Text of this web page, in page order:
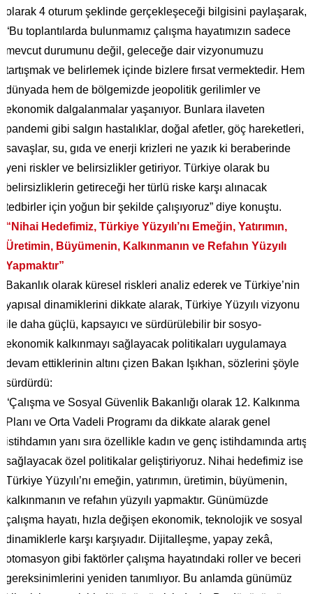
olarak 4 oturum şeklinde gerçekleşeceği bilgisini paylaşarak,
“Bu toplantılarda bulunmamız çalışma hayatımızın sadece
mevcut durumunu değil, geleceğe dair vizyonumuzu
tartışmak ve belirlemek içinde bizlere fırsat vermektedir. Hem
dünyada hem de bölgemizde jeopolitik gerilimler ve
ekonomik dalgalanmalar yaşanıyor. Bunlara ilaveten
pandemi gibi salgın hastalıklar, doğal afetler, göç hareketleri,
savaşlar, su, gıda ve enerji krizleri ne yazık ki beraberinde
yeni riskler ve belirsizlikler getiriyor. Türkiye olarak bu
belirsizliklerin getireceği her türlü riske karşı alınacak
tedbirler için yoğun bir şekilde çalışıyoruz” diye konuştu.
“Nihai Hedefimiz, Türkiye Yüzyılı’nı Emeğin, Yatırımın,
Üretimin, Büyümenin, Kalkınmanın ve Refahın Yüzyılı
Yapmaktır”
Bakanlık olarak küresel riskleri analiz ederek ve Türkiye’nin
yapısal dinamiklerini dikkate alarak, Türkiye Yüzyılı vizyonu
ile daha güçlü, kapsayıcı ve sürdürülebilir bir sosyo-
ekonomik kalkınmayı sağlayacak politikaları uygulamaya
devam ettiklerinin altını çizen Bakan Işıkhan, sözlerini şöyle
sürdürdü:
“Çalışma ve Sosyal Güvenlik Bakanlığı olarak 12. Kalkınma
Planı ve Orta Vadeli Programı da dikkate alarak genel
istihdamın yanı sıra özellikle kadın ve genç istihdamında artış
sağlayacak özel politikalar geliştiriyoruz. Nihai hedefimiz ise
Türkiye Yüzyılı’nı emeğin, yatırımın, üretimin, büyümenin,
kalkınmanın ve refahın yüzyılı yapmaktır. Günümüzde
çalışma hayatı, hızla değişen ekonomik, teknolojik ve sosyal
dinamiklerle karşı karşıyadır. Dijitalleşme, yapay zekâ,
otomasyon gibi faktörler çalışma hayatındaki roller ve beceri
gereksinimlerini yeniden tanımlıyor. Bu anlamda günümüz